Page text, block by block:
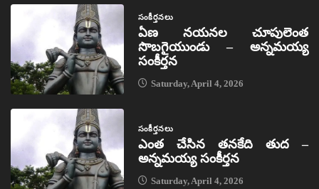
సంకీర్తనలు
ఏణ నయనల చూపులెంత
సొబగైయుండు – అన్నమయ్య
సంకీర్తన
Saturday, April 4, 2026
సంకీర్తనలు
ఎంత చేసిన తనకేది తుద –
అన్నమయ్య సంకీర్తన
Saturday, April 4, 2026